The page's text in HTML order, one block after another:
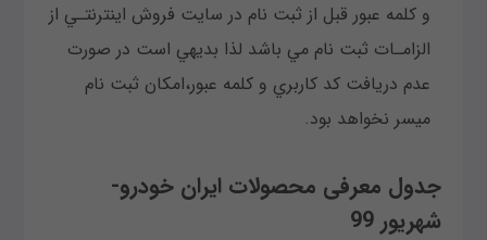
و كلمه عبور قبل از ثبت نام در سايت فروش اينترنتـي از
الزامـات ثبت نام مي باشد لذا بديهي است در صورت
عدم دريافت كد كاربري و كلمه عبور،امكان ثبت نام
ميسر نخواهد بود.
جدول معرفی محصولات ایران خودرو-
شهریور 99